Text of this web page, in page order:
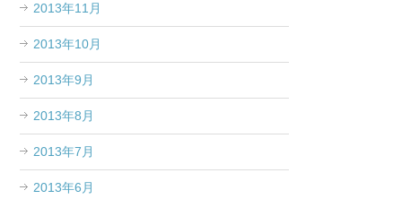
2013年11月
2013年10月
2013年9月
2013年8月
2013年7月
2013年6月